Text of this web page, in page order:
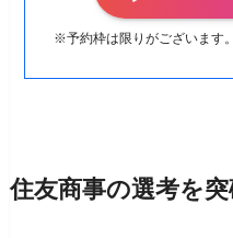
※予約枠は限りがございます
住友商事の選考を